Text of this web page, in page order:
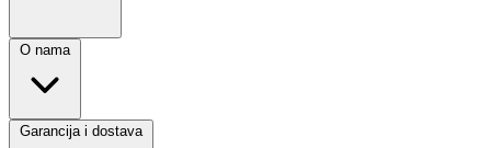
O nama
Garancija i dostava